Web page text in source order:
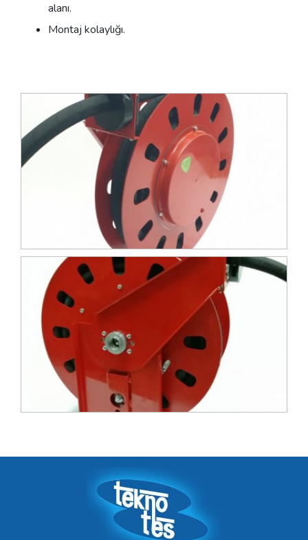
alanı.
Montaj kolaylığı.